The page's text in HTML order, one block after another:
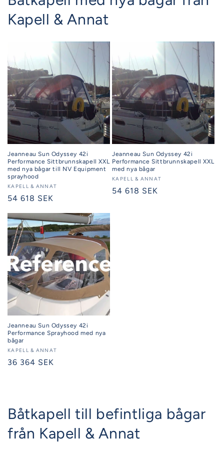
Kapell & Annat
Jeanneau Sun Odyssey 42i
Performance Sittbrunnskapell XXL
med nya bågar till NV Equipment
sprayhood
Säljare:
KAPELL & ANNAT
Ordinarie
54 618 SEK
Jeanneau Sun Odyssey 42i
Performance Sittbrunnskapell XXL
med nya bågar
Säljare:
KAPELL & ANNAT
Ordinarie
54 618 SEK
Jeanneau Sun Odyssey 42i
Performance Sprayhood med nya
bågar
Säljare:
KAPELL & ANNAT
Ordinarie
36 364 SEK
Båtkapell till befintliga bågar
från Kapell & Annat